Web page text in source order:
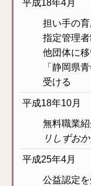
平成18年4月
担い手の
指定管理
他団体に移
「静岡県
受ける
平成18年10月
無料職業
リしずおか
平成25年4月
公益認定